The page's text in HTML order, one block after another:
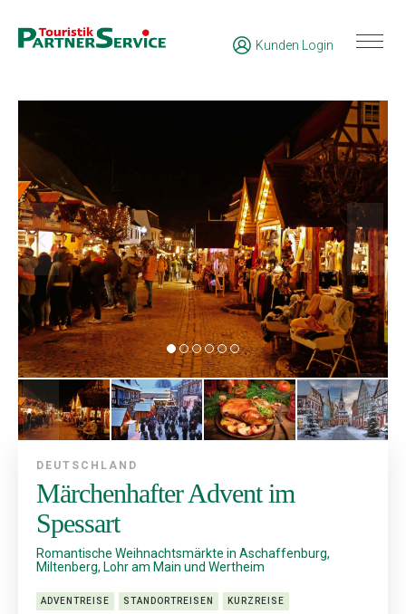
Kunden Login
DEUTSCHLAND
Märchenhafter Advent im
Spessart
Romantische Weihnachtsmärkte in Aschaffenburg,
Miltenberg, Lohr am Main und Wertheim
ADVENTREISE STANDORTREISEN KURZREISE